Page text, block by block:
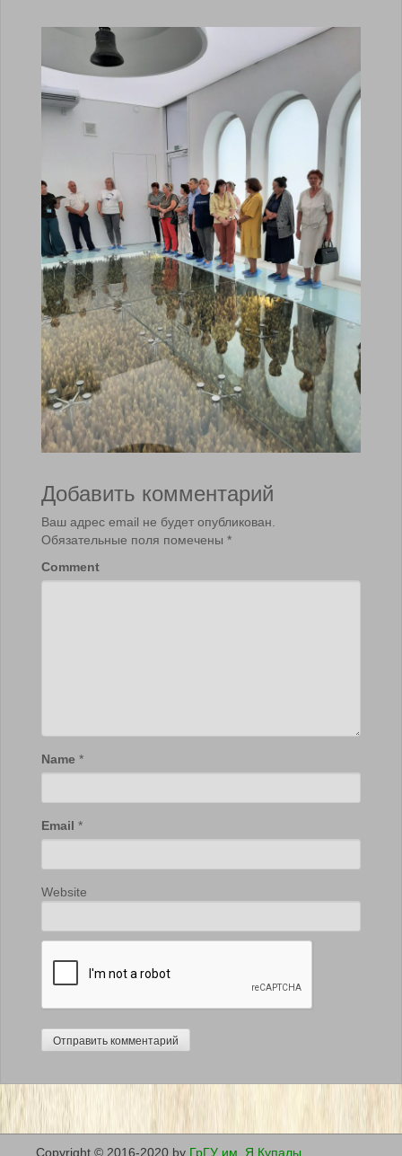
Добавить комментарий
Ваш адрес email не будет опубликован.
Обязательные поля помечены *
Comment
Name *
Email *
Website
Copyright © 2016-2020 by ГрГУ им. Я.Купалы